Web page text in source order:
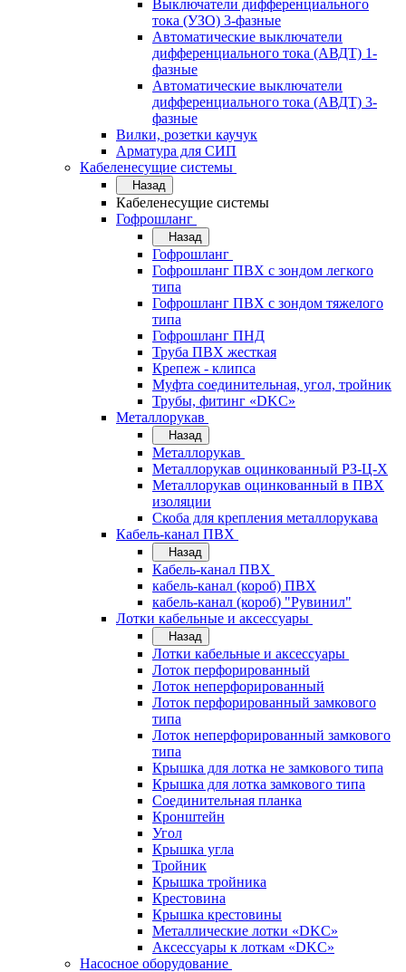
Выключатели дифференциального
тока (УЗО) 3-фазные
Автоматические выключатели
дифференциального тока (АВДТ) 1-
фазные
Автоматические выключатели
дифференциального тока (АВДТ) 3-
фазные
Вилки, розетки каучук
Арматура для СИП
Кабеленесущие системы
Назад
Кабеленесущие системы
Гофрошланг
Назад
Гофрошланг
Гофрошланг ПВХ с зондом легкого
типа
Гофрошланг ПВХ с зондом тяжелого
типа
Гофрошланг ПНД
Труба ПВХ жесткая
Крепеж - клипса
Муфта соединительная, угол, тройник
Трубы, фитинг «DKC»
Металлорукав
Назад
Металлорукав
Металлорукав оцинкованный РЗ-Ц-Х
Металлорукав оцинкованный в ПВХ
изоляции
Скоба для крепления металлорукава
Кабель-канал ПВХ
Назад
Кабель-канал ПВХ
кабель-канал (короб) ПВХ
кабель-канал (короб) "Рувинил"
Лотки кабельные и аксессуары
Назад
Лотки кабельные и аксессуары
Лоток перфорированный
Лоток неперфорированный
Лоток перфорированный замкового
типа
Лоток неперфорированный замкового
типа
Крышка для лотка не замкового типа
Крышка для лотка замкового типа
Соединительная планка
Кронштейн
Угол
Крышка угла
Тройник
Крышка тройника
Крестовина
Крышка крестовины
Металлические лотки «DKC»
Аксессуары к лоткам «DKC»
Насосное оборудование